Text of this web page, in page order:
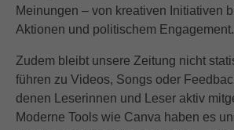
Meinungen – von kreativen Initiativen
Aktionen und politischem Engagement.
Zudem bleibt unsere Zeitung nicht
führen zu Videos, Songs oder
denen Leserinnen und Leser aktiv
Moderne Tools wie Canva haben es